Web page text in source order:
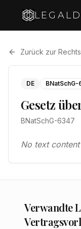
Zurück zur
DE BNatSchG-
Gesetz
BNatSchG-6347
No text
Verwandte